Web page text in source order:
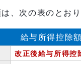
、次の表のとおり
給与所得控除
改正後給与所得控